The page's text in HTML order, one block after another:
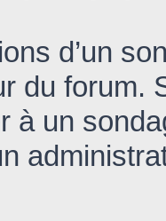
d’un
du forum.
à un